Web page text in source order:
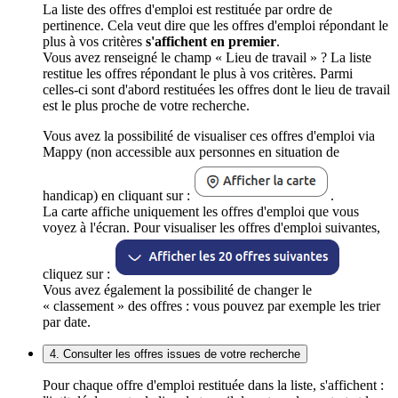
La liste des offres d'emploi est restituée par ordre de
pertinence. Cela veut dire que les offres d'emploi répondant le
plus à vos critères s'affichent en premier.
Vous avez renseigné le champ « Lieu de travail » ? La liste
restitue les offres répondant le plus à vos critères. Parmi
celles-ci sont d'abord restituées les offres dont le lieu de travail
est le plus proche de votre recherche.
Vous avez la possibilité de visualiser ces offres d'emploi via
Mappy (non accessible aux personnes en situation de
handicap) en cliquant sur :
.
La carte affiche uniquement les offres d'emploi que vous
voyez à l'écran. Pour visualiser les offres d'emploi suivantes,
cliquez sur :
Vous avez également la possibilité de changer le
« classement » des offres : vous pouvez par exemple les trier
par date.
4. Consulter les offres issues de votre recherche
Pour chaque offre d'emploi restituée dans la liste, s'affichent :